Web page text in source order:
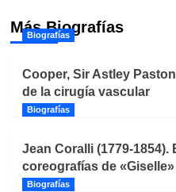
Más Biografías
Biografías
Cooper, Sir Astley
de la cirugía vascular
Biografías
Jean Coralli (1779-1854).
coreografías de «Giselle»
Biografías